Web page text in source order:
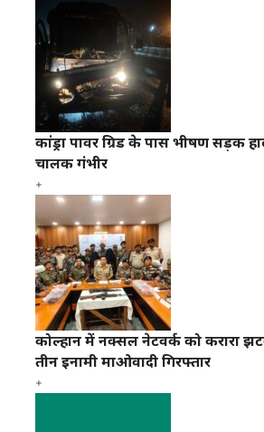
कांड्रा पावर ग्रिड के पास भीषण सड़क
चालक गंभीर
कोल्हान में नक्सल नेटवर्क को करारा
तीन इनामी माओवादी गिरफ्तार